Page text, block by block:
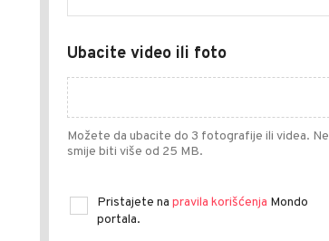
Ubacite video ili foto
Možete da ubacite do 3 fotografije ili videa. Ne
smije biti više od 25 MB.
Pristajete na pravila korišćenja Mondo
portala.